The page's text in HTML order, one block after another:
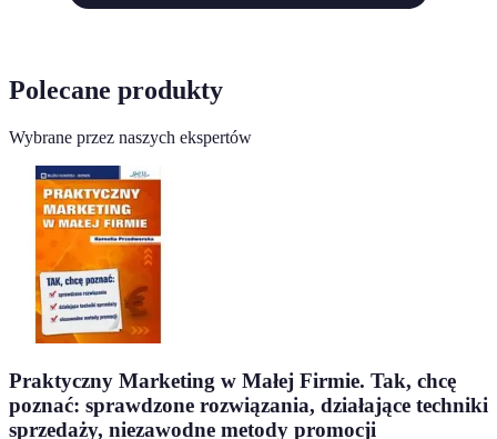
Polecane produkty
Wybrane przez naszych ekspertów
Praktyczny Marketing w Małej Firmie. Tak, chcę
poznać: sprawdzone rozwiązania, działające techniki
sprzedaży, niezawodne metody promocji